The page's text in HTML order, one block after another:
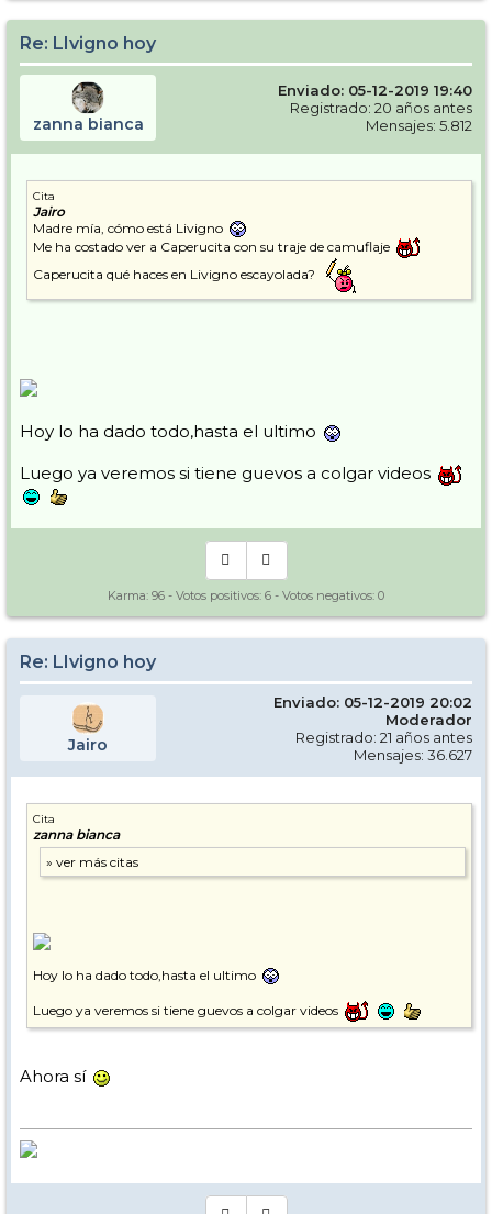
Re: LIvigno hoy
zanna bianca
Enviado: 05-12-2019 19:40
Registrado: 20 años antes
Mensajes: 5.812
Cita
Jairo
Madre mía, cómo está Livigno
Me ha costado ver a Caperucita con su traje de camuflaje
Caperucita qué haces en Livigno escayolada?
Hoy lo ha dado todo,hasta el ultimo
Luego ya veremos si tiene guevos a colgar videos
Karma: 96 - Votos positivos: 6 - Votos negativos: 0
Re: LIvigno hoy
Jairo
Enviado: 05-12-2019 20:02
Moderador
Registrado: 21 años antes
Mensajes: 36.627
Cita
zanna bianca
Hoy lo ha dado todo,hasta el ultimo
Luego ya veremos si tiene guevos a colgar videos
Ahora sí